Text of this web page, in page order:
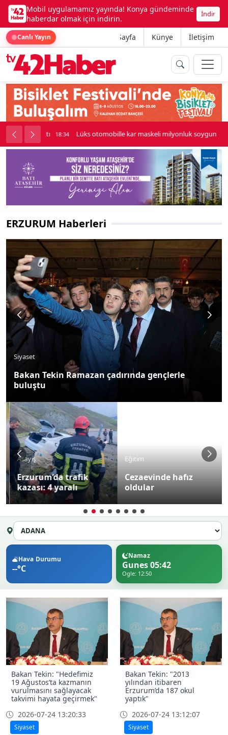
Mobil uygulamamız yayında! Konya gündeminde
haberdar olmak için indirin.
İndir
Canlı Yayın Ana Sayfa Künye İletişim
kavga çıktı 18:34 Lüks otomobille kar maskeli milyonluk soygun
ERZURUM Haberleri
Siyaset
Bakan Tekin Ramazan çadırında gençlerle
buluştu
Asayiş
Erzurum’da trafik
kazası: 4 yaralı
Eğitim
Cezaevinde hafız
oldular
Hava Durumu
--°C
Namaz
Gunes 05:42
Ogle: 12:50
Bakan Tekin: "Hedefimiz
19 Ağustos’ta kazmanın
vurulmasını sağlayacak
takvimi hayata geçirmek"
2026-07-24 13:20:33
Siyaset
Bakan Tekin: "2013
yılından itibaren
Erzurum’da 187 okul
yaptık"
2026-07-24 13:12:07
Siyaset